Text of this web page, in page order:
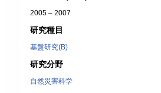
2005 – 2007
研究種目
基盤研究(B)
研究分野
自然災害科学